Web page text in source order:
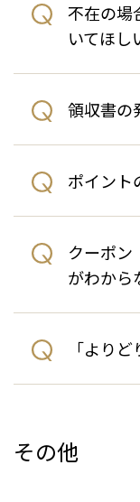
不在の場
いてほし
領収書の
ポイント
クーポン
がわから
「より
その他